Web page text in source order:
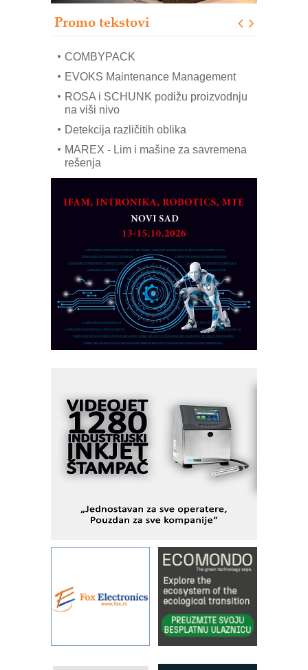
Promo tekstovi
mrežnog pretvarača sa tečnim
COMBYPACK
EVOKS Maintenance Management
ROSA i SCHUNK podižu proizvodnju
na viši nivo
Detekcija različitih oblika
MAREX - Lim i mašine za savremena
rešenja
partner
CTO - Prilagodite svoju toplinsku
Razvoj asortimanskog pravca MINI-
PLC AKYTEC
AUKOM: Svetski standard metrologije
dostupan u Srbiji
MOTOMAN – NEXT-Robotika vođena
veštačkom inteligencijom
I.SAFE MOBILE revolucioniše
Fleksibilno stezanje i brzo
podešavanje u proizvodnji prototipova
KIP KOP – napredna rešenja za
savremene industrijske i logističke
objekte
Alba d.o.o. – 35 godina preciznosti u
IBeRTIM - oprema za ispitivanje
STAUFF – Komponente koje
povećavaju pouzdanost hidrauličkih
YAMADA pumpe – japanska
pouzdanost u transferu fluida
Filtration Group Industrial – Napredna
rešenja za filtraciju u hidrauličkim i